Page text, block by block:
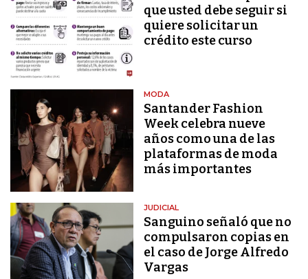
que usted debe seguir si
quiere solicitar un
crédito este curso
MODA
Santander Fashion
Week celebra nueve
años como una de las
plataformas de moda
más importantes
JUDICIAL
Sanguino señaló que no
compulsaron copias en
el caso de Jorge Alfredo
Vargas